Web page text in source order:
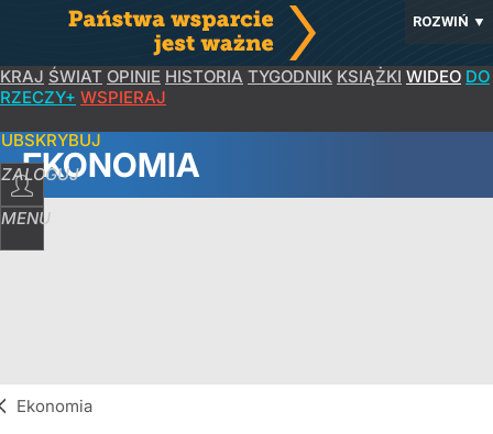
ROZWIŃ ▼
KRAJ ŚWIAT OPINIE HISTORIA TYGODNIK KSIĄŻKI WIDEO DO
RZECZY+ WSPIERAJ
ZALOGUJ
MENU
EKONOMIA
Ekonomia